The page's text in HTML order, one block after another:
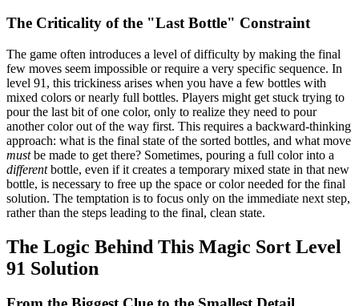
The Criticality of the "Last Bottle" Constraint
The game often introduces a level of difficulty by making the final
few moves seem impossible or require a very specific sequence. In
level 91, this trickiness arises when you have a few bottles with
mixed colors or nearly full bottles. Players might get stuck trying to
pour the last bit of one color, only to realize they need to pour
another color out of the way first. This requires a backward-thinking
approach: what is the final state of the sorted bottles, and what move
mustbe made to get there? Sometimes, pouring a full color into a
differentbottle, even if it creates a temporary mixed state in that new
bottle, is necessary to free up the space or color needed for the final
solution. The temptation is to focus only on the immediate next step,
rather than the steps leading to the final, clean state.
The Logic Behind This Magic Sort Level
91 Solution